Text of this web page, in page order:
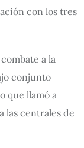
con los tres
a la
conjunto
que llamó a
las centrales de